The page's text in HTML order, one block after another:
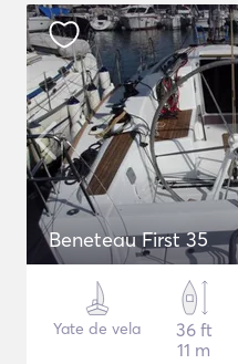
Beneteau First 35
Yate de vela
36 ft
11 m